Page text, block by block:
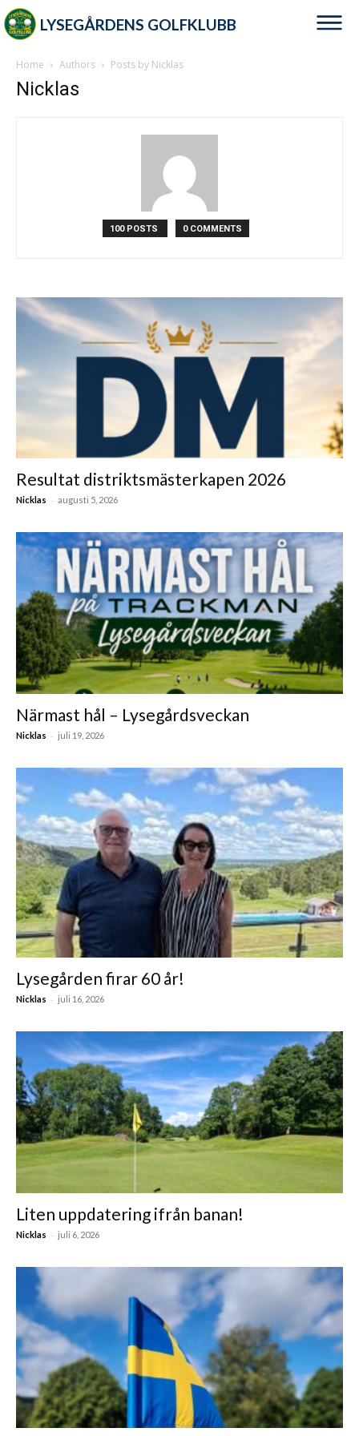
LYSEGÅRDENS GOLFKLUBB
Home Authors Posts by Nicklas
Nicklas
100 POSTS 0 COMMENTS
Resultat distriktsmästerkapen 2026
Nicklas - augusti 5, 2026
Närmast hål – Lysegårdsveckan
Nicklas - juli 19, 2026
Lysegården firar 60 år!
Nicklas - juli 16, 2026
Liten uppdatering ifrån banan!
Nicklas - juli 6, 2026